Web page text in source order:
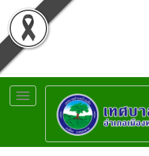
Toggle
navigation